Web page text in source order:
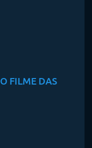
FILME DAS